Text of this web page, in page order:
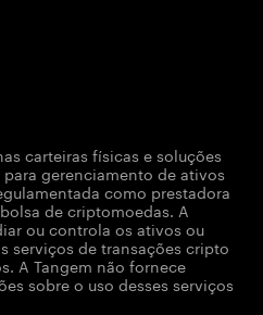
carteiras físicas e soluções
gerenciamento de ativos
como prestadora
de criptomoedas. A
ou controla os ativos ou
serviços de transações cripto
A Tangem não fornece
sobre o uso desses serviços